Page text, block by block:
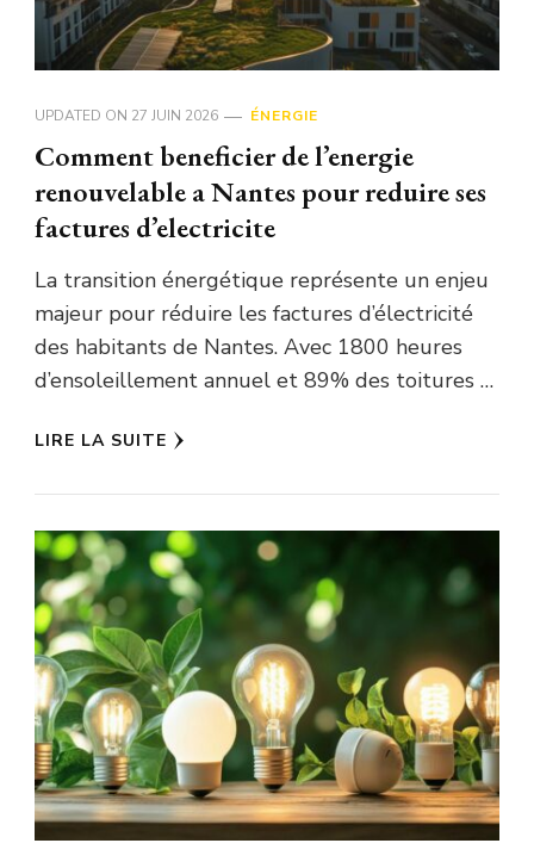
UPDATED ON 27 JUIN 2026 ÉNERGIE
Comment beneficier de l’energie
renouvelable a Nantes pour reduire ses
factures d’electricite
La transition énergétique représente un enjeu
majeur pour réduire les factures d’électricité
des habitants de Nantes. Avec 1800 heures
d’ensoleillement annuel et 89% des toitures …
LIRE LA SUITE